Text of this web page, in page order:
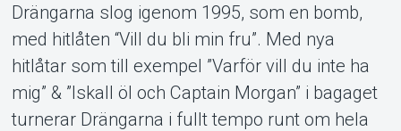
Om Tickster
Drängarna slog igenom 1995, som en bomb,
med hitlåten “Vill du bli min fru”. Med nya
hitlåtar som till exempel ”Varför vill du inte ha
mig” & ”Iskall öl och Captain Morgan” i bagaget
turnerar Drängarna i fullt tempo runt om hela